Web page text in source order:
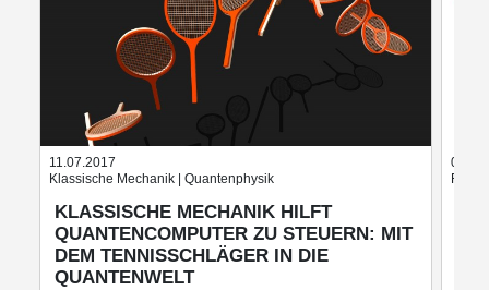
11.07.2017
Klassische Mechanik | Quantenphysik
KLASSISCHE MECHANIK HILFT
QUANTENCOMPUTER ZU STEUERN: MIT
DEM TENNISSCHLÄGER IN DIE
QUANTENWELT